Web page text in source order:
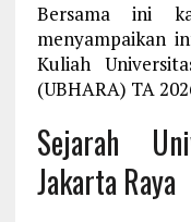
Bersama ini
menyampaikan
Kuliah
(UBHARA) TA
Sejarah
Jakarta Raya